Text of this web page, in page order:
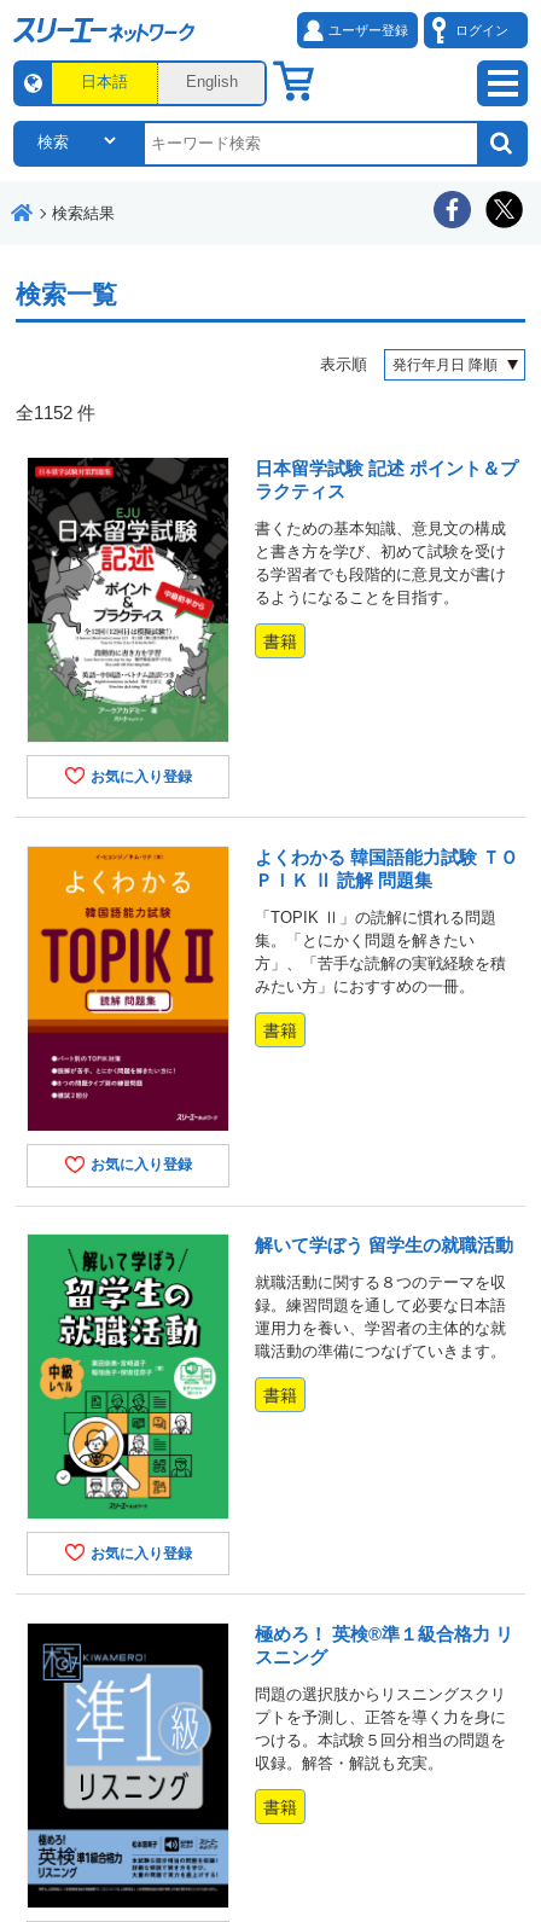
ユーザー登録 ログイン
日本語 English
検索結果
検索一覧
表示順
全1152 件
お気に入り登録
日本留学試験 記述 ポイント＆プ
ラクティス
書くための基本知識、意見文の構成
と書き方を学び、初めて試験を受け
る学習者でも段階的に意見文が書け
るようになることを目指す。
書籍
お気に入り登録
よくわかる 韓国語能力試験 ＴＯ
ＰＩＫ Ⅱ 読解 問題集
「TOPIK Ⅱ」の読解に慣れる問題
集。「とにかく問題を解きたい
方」、「苦手な読解の実戦経験を積
みたい方」におすすめの一冊。
書籍
お気に入り登録
解いて学ぼう 留学生の就職活動
就職活動に関する８つのテーマを収
録。練習問題を通して必要な日本語
運用力を養い、学習者の主体的な就
職活動の準備につなげていきます。
書籍
極めろ！ 英検®準１級合格力 リ
スニング
問題の選択肢からリスニングスクリ
プトを予測し、正答を導く力を身に
つける。本試験５回分相当の問題を
収録。解答・解説も充実。
書籍